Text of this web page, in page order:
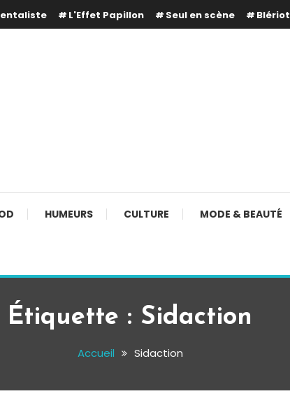
L'Effet Papillon Seul en scène Blériot
HUMEURS CULTURE MODE & BEAUTÉ
Étiquette : Sidaction
Accueil Sidaction